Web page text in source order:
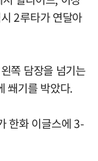
2루타가 연달아
쪽 담장을 넘기는
쐐기를 박았다.
한화 이글스에 3-